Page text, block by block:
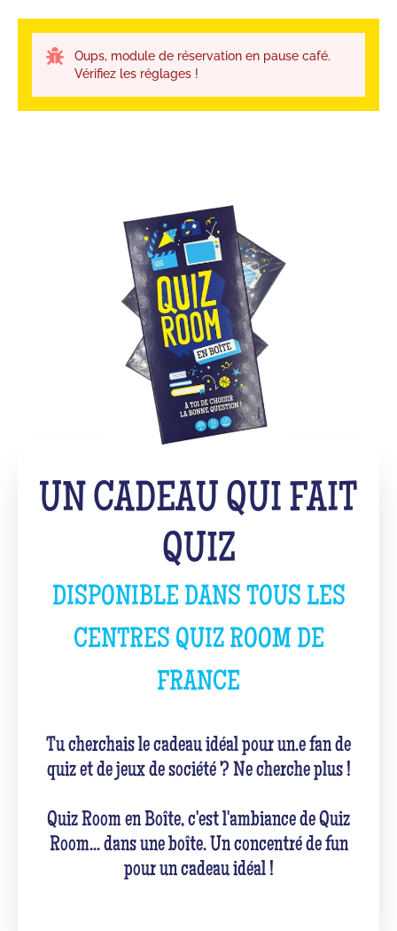
Oups, module de réservation en pause café.
Vérifiez les réglages !
UN CADEAU QUI FAIT
QUIZ
DISPONIBLE DANS TOUS LES
CENTRES QUIZ ROOM DE
FRANCE
Tu cherchais le cadeau idéal pour un.e fan de
quiz et de jeux de société ? Ne cherche plus !
Quiz Room en Boîte, c'est l'ambiance de Quiz
Room... dans une boîte. Un concentré de fun
pour un cadeau idéal !